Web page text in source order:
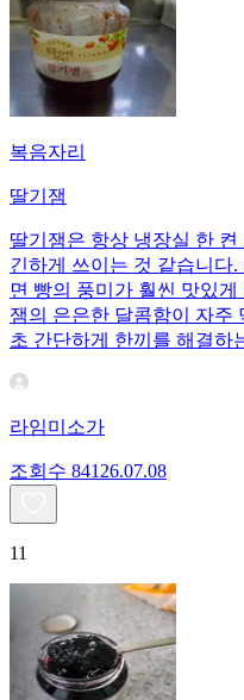
복음자리
딸기잼
딸기잼은 항상 냉장실 한
긴하게 쓰이는 것 같습니다
면 빵의 풍미가 훨씬 맛있게
잼의 은은한 달콤함이 자주
초 간단하게 한끼를 해결하
라임미소가
조회수 841 26.07.08
11